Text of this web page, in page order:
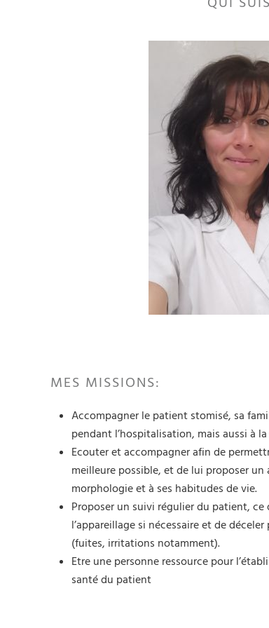
MES MISSIONS:
Accompagner le patient stomisé, sa
pendant l’hospitalisation, mais aussi à
Ecouter et accompagner afin de
meilleure possible, et de lui proposer
morphologie et à ses habitudes de vie.
Proposer un suivi régulier du patient, ce
l’appareillage si nécessaire et de
(fuites, irritations notamment).
Etre une personne ressource pour
santé du patient